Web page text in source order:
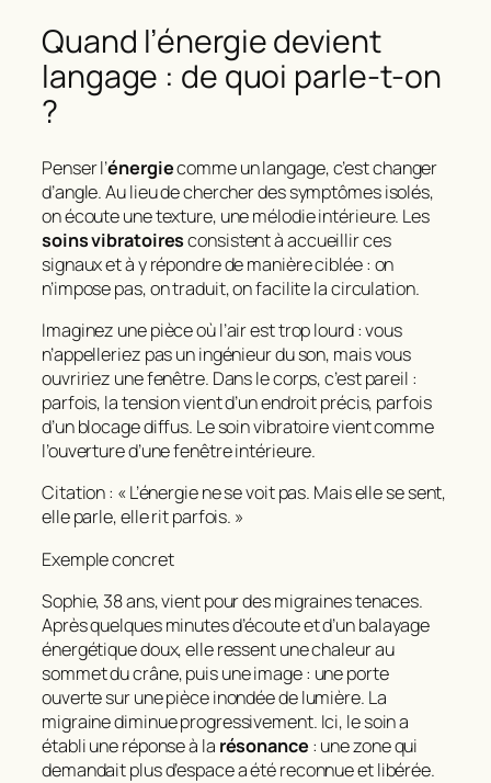
Quand l’énergie devient
langage : de quoi parle-t-on
?
Penser l’énergiecomme un langage, c’est changer
d’angle. Au lieu de chercher des symptômes isolés,
on écoute une texture, une mélodie intérieure. Les
soins vibratoiresconsistent à accueillir ces
signaux et à y répondre de manière ciblée : on
n’impose pas, on traduit, on facilite la circulation.
Imaginez une pièce où l’air est trop lourd : vous
n’appelleriez pas un ingénieur du son, mais vous
ouvririez une fenêtre. Dans le corps, c’est pareil :
parfois, la tension vient d’un endroit précis, parfois
d’un blocage diffus. Le soin vibratoire vient comme
l’ouverture d’une fenêtre intérieure.
Citation : « L’énergie ne se voit pas. Mais elle se sent,
elle parle, elle rit parfois. »
Exemple concret
Sophie, 38 ans, vient pour des migraines tenaces.
Après quelques minutes d’écoute et d’un balayage
énergétique doux, elle ressent une chaleur au
sommet du crâne, puis une image : une porte
ouverte sur une pièce inondée de lumière. La
migraine diminue progressivement. Ici, le soin a
établi une réponse à la résonance : une zone qui
demandait plus d’espace a été reconnue et libérée.